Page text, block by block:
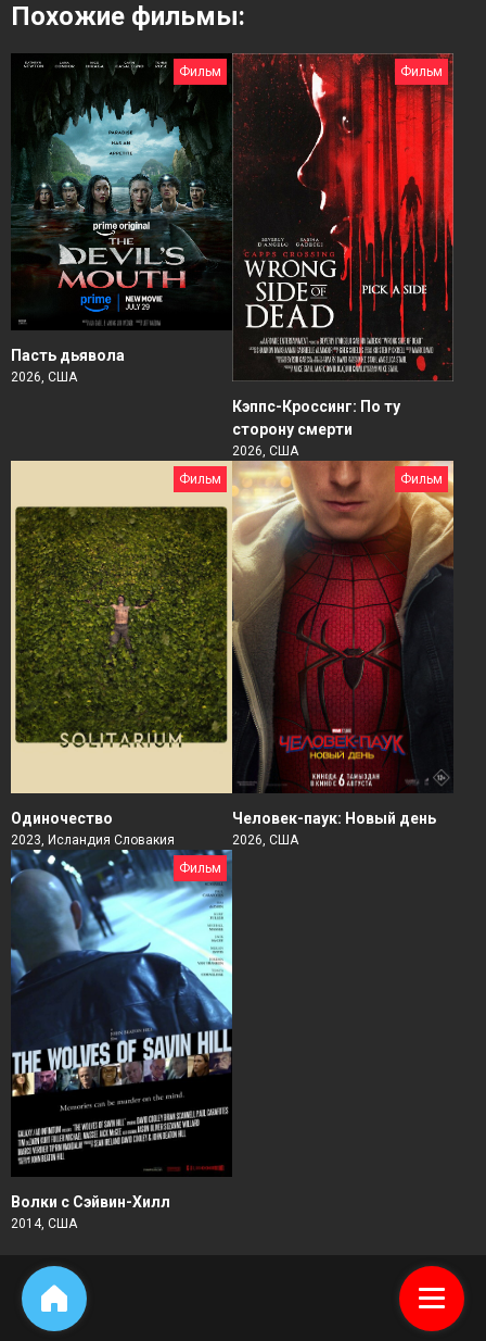
Похожие фильмы:
Фильм
Пасть дьявола
2026, США
Фильм
Кэппс-Кроссинг: По ту
сторону смерти
2026, США
Фильм
Одиночество
2023, Исландия Словакия
Фильм
Человек-паук: Новый день
2026, США
Фильм
Волки с Сэйвин-Хилл
2014, США